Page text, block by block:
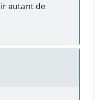
autant de